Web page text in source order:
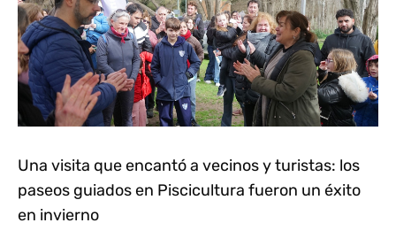
Una visita que encantó a vecinos y turistas: los
paseos guiados en Piscicultura fueron un éxito
en invierno